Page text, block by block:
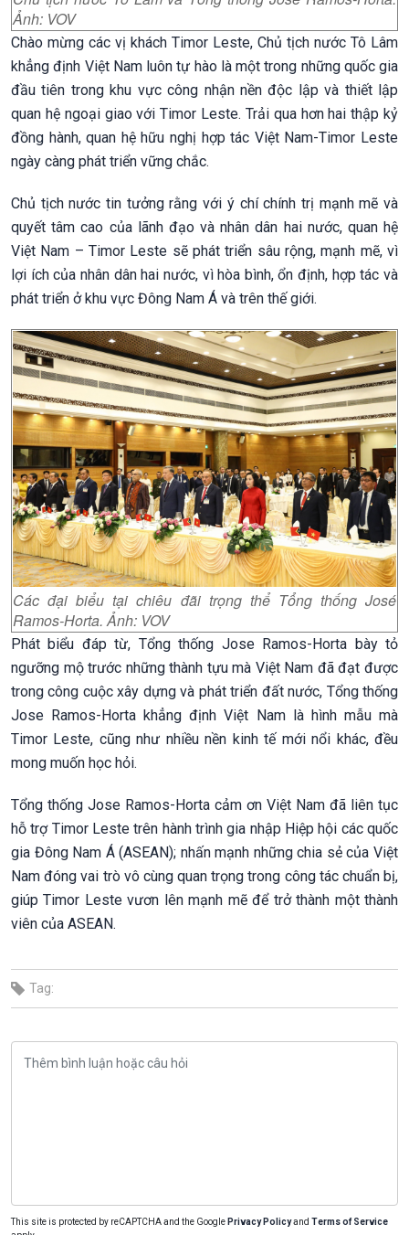
Ảnh: VOV
Chào mừng các vị khách Timor Leste, Chủ tịch nước Tô Lâm
khẳng định Việt Nam luôn tự hào là một trong những quốc gia
đầu tiên trong khu vực công nhận nền độc lập và thiết lập
quan hệ ngoại giao với Timor Leste. Trải qua hơn hai thập kỷ
đồng hành, quan hệ hữu nghị hợp tác Việt Nam-Timor Leste
ngày càng phát triển vững chắc.
Chủ tịch nước tin tưởng rằng với ý chí chính trị mạnh mẽ và
quyết tâm cao của lãnh đạo và nhân dân hai nước, quan hệ
Việt Nam – Timor Leste sẽ phát triển sâu rộng, mạnh mẽ, vì
lợi ích của nhân dân hai nước, vì hòa bình, ổn định, hợp tác và
phát triển ở khu vực Đông Nam Á và trên thế giới.
Các đại biểu tại chiêu đãi trọng thể Tổng thống José
Ramos-Horta. Ảnh: VOV
Phát biểu đáp từ, Tổng thống Jose Ramos-Horta bày tỏ
ngưỡng mộ trước những thành tựu mà Việt Nam đã đạt được
trong công cuộc xây dựng và phát triển đất nước, Tổng thống
Jose Ramos-Horta khẳng định Việt Nam là hình mẫu mà
Timor Leste, cũng như nhiều nền kinh tế mới nổi khác, đều
mong muốn học hỏi.
Tổng thống Jose Ramos-Horta cảm ơn Việt Nam đã liên tục
hỗ trợ Timor Leste trên hành trình gia nhập Hiệp hội các quốc
gia Đông Nam Á (ASEAN); nhấn mạnh những chia sẻ của Việt
Nam đóng vai trò vô cùng quan trọng trong công tác chuẩn bị,
giúp Timor Leste vươn lên mạnh mẽ để trở thành một thành
viên của ASEAN.
Tag:
This site is protected by reCAPTCHA and the Google Privacy Policyand Terms of Service